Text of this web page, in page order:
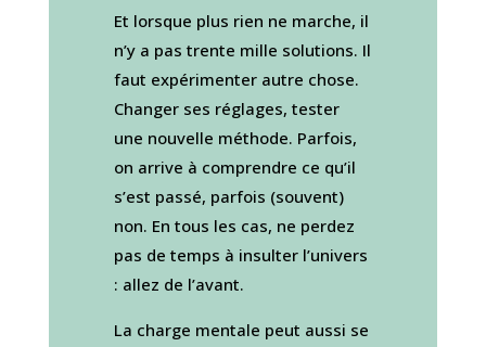
Et lorsque plus rien ne marche, il
n’y a pas trente mille solutions. Il
faut expérimenter autre chose.
Changer ses réglages, tester
une nouvelle méthode. Parfois,
on arrive à comprendre ce qu’il
s’est passé, parfois (souvent)
non. En tous les cas, ne perdez
pas de temps à insulter l’univers
: allez de l’avant.
La charge mentale peut aussi se